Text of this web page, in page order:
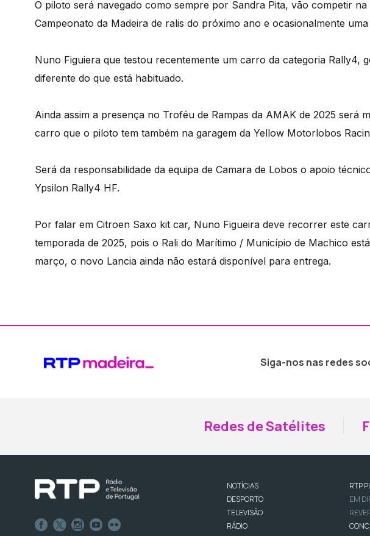
O piloto será navegado como sempre por Sandra Pita, vão competir na
Campeonato da Madeira de ralis do próximo ano e ocasionalmente
Nuno Figuiera que testou recentemente um carro da categoria Rally4,
diferente do que está habituado.
Ainda assim a presença no Troféu de Rampas da AMAK de 2025 será
carro que o piloto tem também na garagem da Yellow Motorlobos
Será da responsabilidade da equipa de Camara de Lobos o apoio
Ypsilon Rally4 HF.
Por falar em Citroen Saxo kit car, Nuno Figueira deve recorrer este
temporada de 2025, pois o Rali do Marítimo / Município de Machico
março, o novo Lancia ainda não estará disponível para entrega.
Siga-nos nas redes
Redes de Satélites
NOTÍCIAS
DESPORTO
TELEVISÃO
RÁDIO
RTP
EM